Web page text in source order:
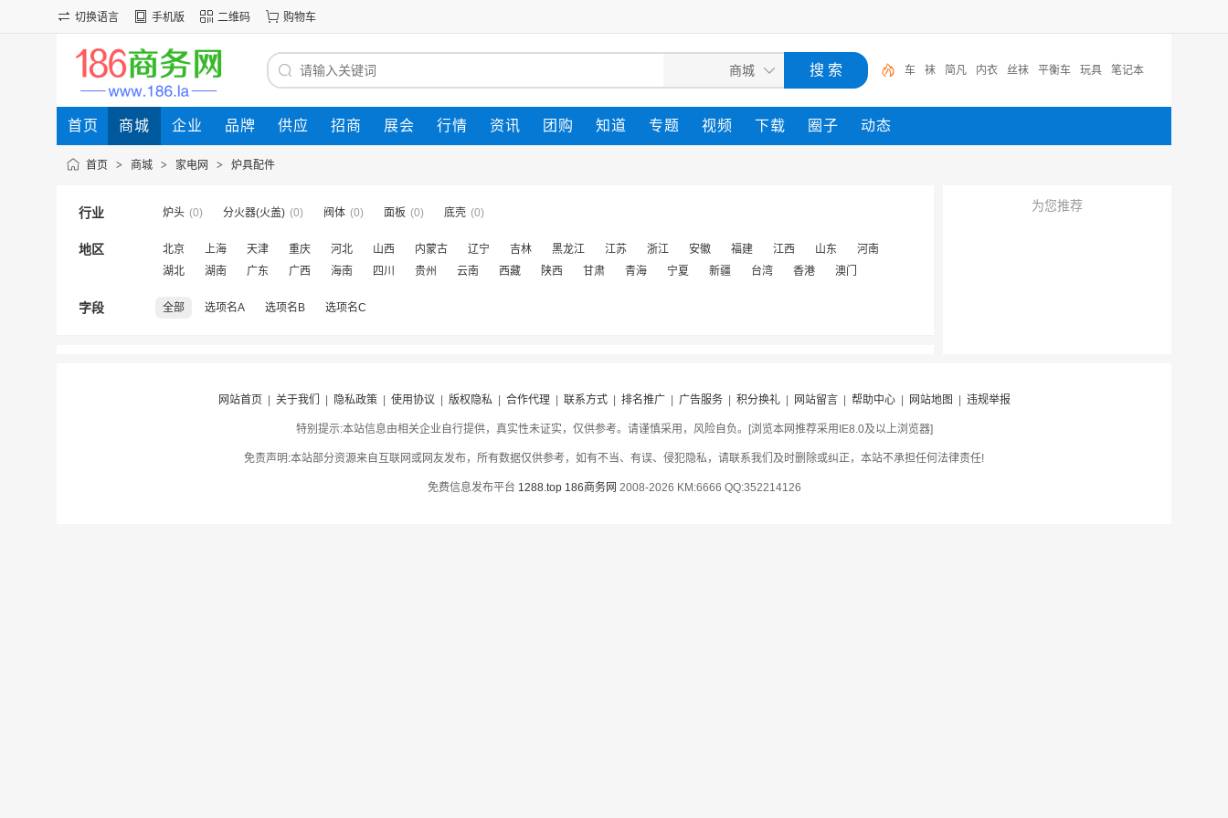
切换语言 手机版 二维码 购物车
车 袜 简凡 内衣 丝袜 平衡车 玩具 笔记本
首页 商城 企业 品牌 供应 招商 展会 行情 资讯 团购 知道 专题 视频 下载 圈子 动态
首页 > 商城 > 家电网 > 炉具配件
行业 炉头 (0) 分火器(火盖) (0) 阀体 (0) 面板 (0) 底壳 (0)
地区 北京 上海 天津 重庆 河北 山西 内蒙古 辽宁 吉林 黑龙江 江苏 浙江 安徽 福建 江西 山东
河南
湖北
湖南 广东 广西 海南 四川 贵州 云南 西藏 陕西 甘肃 青海 宁夏 新疆 台湾 香港 澳门
字段 全部 选项名A 选项名B 选项名C
为您推荐
网站首页 关于我们 隐私政策| 使用协议 版权隐私| 合作代理| 联系方式| 排名推广| 广告服务| 积分换礼| 网站留言| 帮助中心| 网站地图 违规举报
特别提示:本站信息由相关企业自行提供，真实性未证实，仅供参考。请谨慎采用，风险自负。[浏览本网推荐采用IE8.0及以上浏览器]
免责声明:本站部分资源来自互联网或网友发布，所有数据仅供参考，如有不当、有误、侵犯隐私，请联系我们及时删除或纠正，本站不承担任何法律责任!
免费信息发布平台 1288.top 186商务网 2008-2026 KM:6666 QQ:352214126